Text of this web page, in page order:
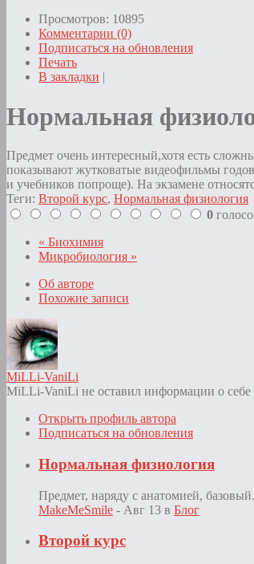
Просмотров: 10895
Комментарии (0)
Подписаться на обновления
Печать
В закладки |
Нормальная
Предмет очень интересный,хотя есть
показывают жутковатые видеофильмы
и учебников попроще). На экзамене
Теги: Второй курс, Нормальная физиология
0
« Биохимия
Микробиология »
Об авторе
Похожие записи
MiLLi-VaniLi
MiLLi-VaniLi не оставил информации о себе
Открыть профиль автора
Подписаться на обновления
Нормальная физиология
Предмет, наряду с анатомией,
MakeMeSmile - Авг 13 в Блог
Второй курс